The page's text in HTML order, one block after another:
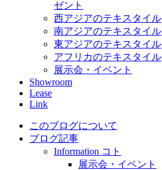
ゼント
西アジアのテキスタイル
南アジアのテキスタイル
東アジアのテキスタイル
アフリカのテキスタイル
展示会・イベント
Showroom
Lease
Link
このブログについて
ブログ記事
Information コト
展示会・イベント